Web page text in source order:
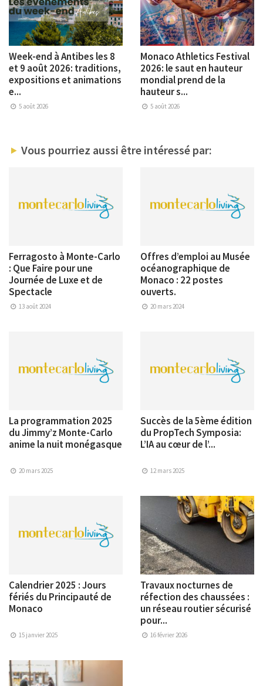
Week-end à Antibes les 8
et 9 août 2026: traditions,
expositions et animations
e...
5 août 2026
Monaco Athletics Festival
2026: le saut en hauteur
mondial prend de la
hauteur s...
5 août 2026
Vous pourriez aussi être intéressé par:
Ferragosto à Monte-Carlo
: Que Faire pour une
Journée de Luxe et de
Spectacle
13 août 2024
Offres d’emploi au Musée
océanographique de
Monaco : 22 postes
ouverts.
20 mars 2024
La programmation 2025
du Jimmy’z Monte-Carlo
anime la nuit monégasque
20 mars 2025
Succès de la 5ème édition
du PropTech Symposia:
L’IA au cœur de l’...
12 mars 2025
Calendrier 2025 : Jours
fériés du Principauté de
Monaco
15 janvier 2025
Travaux nocturnes de
réfection des chaussées :
un réseau routier sécurisé
pour...
16 février 2026